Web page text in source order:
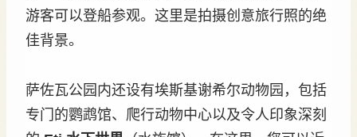
游客可以登船参观。这里是拍摄创意旅行照的绝
佳背景。
萨佐瓦公园内还设有埃斯基谢希尔动物园，包括
专门的鹦鹉馆、爬行动物中心以及令人印象深刻